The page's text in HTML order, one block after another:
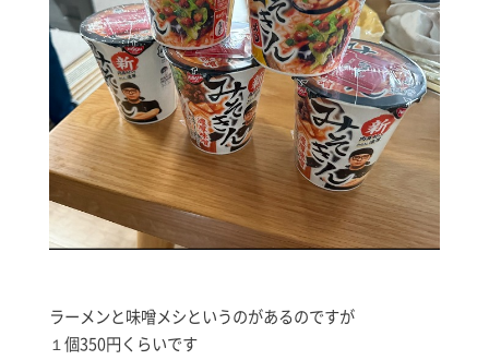
ラーメンと味噌メシというのがあるのですが
１個350円くらいです